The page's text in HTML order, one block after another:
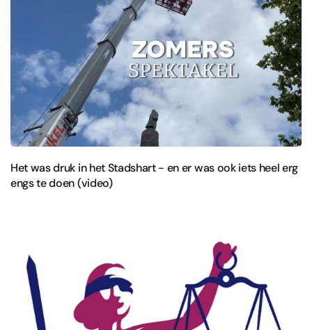
Het was druk in het Stadshart - en er was ook iets heel erg
engs te doen (video)